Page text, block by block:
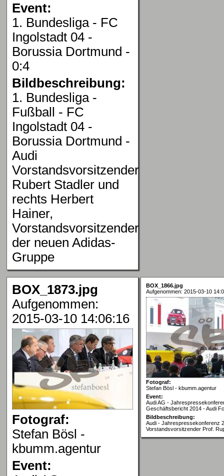
Event:
1. Bundesliga - FC
Ingolstadt 04 -
Borussia Dortmund -
0:4
Bildbeschreibung:
1. Bundesliga -
Fußball - FC
Ingolstadt 04 -
Borussia Dortmund -
Audi
Vorstandsvorsitzender
Rubert Stadler und
rechts Herbert
Hainer,
Vorstandsvorsitzender
der neuen Adidas-
Gruppe
BOX_1873.jpg
Aufgenommen:
2015-03-10 14:06:16
Fotograf:
Stefan Bösl -
kbumm.agentur
Event:
BOX_1866.jpg
Aufgenommen: 2015-03-10
Fotograf:
Stefan Bösl - kbumm.agentur
Event:
Audi AG -
Geschäftsbericht 2014 - Audi
Bildbeschreibung:
Audi - Jahrespressekonferenz
Vorstandsvorsitzender Prof.